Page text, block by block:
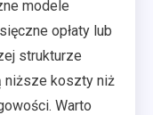
modele
opłaty lub
strukturze
niższe koszty niż
Warto